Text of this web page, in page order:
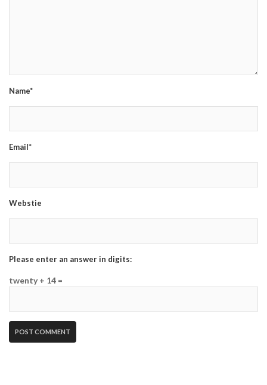
Name*
Email*
Webstie
Please enter an answer in digits:
twenty + 14 =